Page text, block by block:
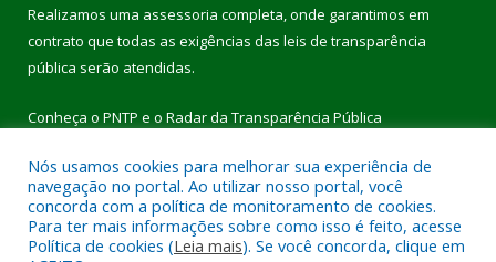
Realizamos uma assessoria completa, onde garantimos em
contrato que todas as exigências das leis de transparência
pública serão atendidas.
Conheça o PNTP e o Radar da Transparência Pública
Todos os direitos reservados a Prefeitura Municipal de Pau
D’Arco.
Nós usamos cookies para melhorar sua experiência de
navegação no portal. Ao utilizar nosso portal, você
concorda com a política de monitoramento de cookies.
Para ter mais informações sobre como isso é feito, acesse
Política de cookies (Leia mais). Se você concorda, clique em